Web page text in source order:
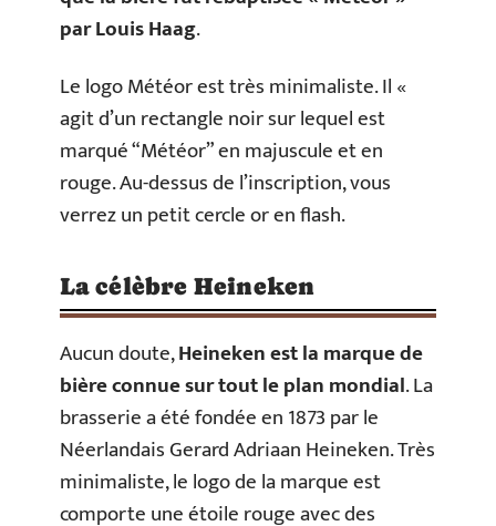
par Louis Haag.
Le logo Météor est très minimaliste. Il «
agit d’un rectangle noir sur lequel est
marqué “Météor” en majuscule et en
rouge. Au-dessus de l’inscription, vous
verrez un petit cercle or en flash.
La célèbre Heineken
Aucun doute,Heineken est la marque de
bière connue sur tout le plan mondial. La
brasserie a été fondée en 1873 par le
Néerlandais Gerard Adriaan Heineken. Très
minimaliste, le logo de la marque est
comporte une étoile rouge avec des